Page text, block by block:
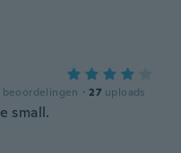
beoordelingen · 27 uploads
small.